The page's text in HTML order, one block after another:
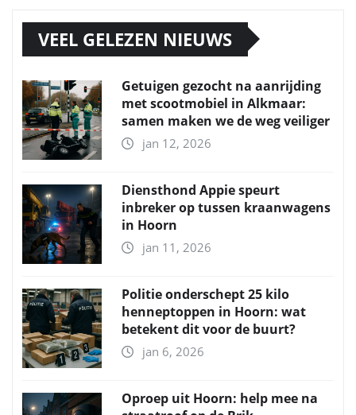
VEEL GELEZEN NIEUWS
Getuigen gezocht na aanrijding
met scootmobiel in Alkmaar:
samen maken we de weg veiliger
jan 12, 2026
Diensthond Appie speurt
inbreker op tussen kraanwagens
in Hoorn
jan 11, 2026
Politie onderschept 25 kilo
henneptoppen in Hoorn: wat
betekent dit voor de buurt?
jan 6, 2026
Oproep uit Hoorn: help mee na